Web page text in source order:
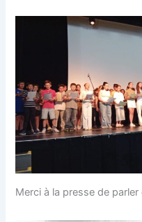
Merci à la presse de parler